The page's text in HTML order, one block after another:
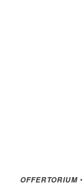
OFFERTORIUM•